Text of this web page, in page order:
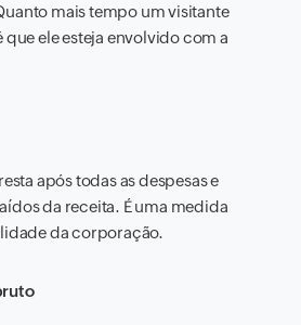
mais tempo um visitante
que ele esteja envolvido com a
após todas as despesas e
da receita. É uma medida
da corporação.